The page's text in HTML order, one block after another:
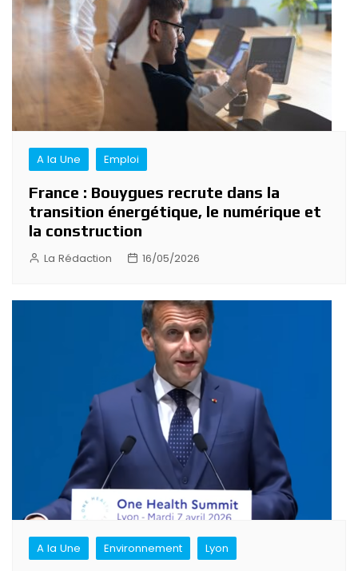
A la Une Emploi
France : Bouygues recrute dans la
transition énergétique, le numérique et
la construction
La Rédaction 16/05/2026
A la Une Environnement Lyon